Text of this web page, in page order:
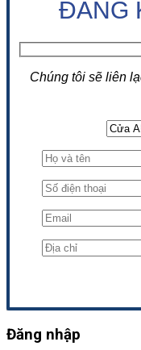
ĐĂNG
Chúng tôi sẽ liên
Đăng nhập